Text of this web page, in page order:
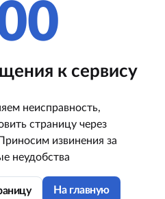
к сервису
неисправность,
страницу через
извинения за
неудобства
На главную